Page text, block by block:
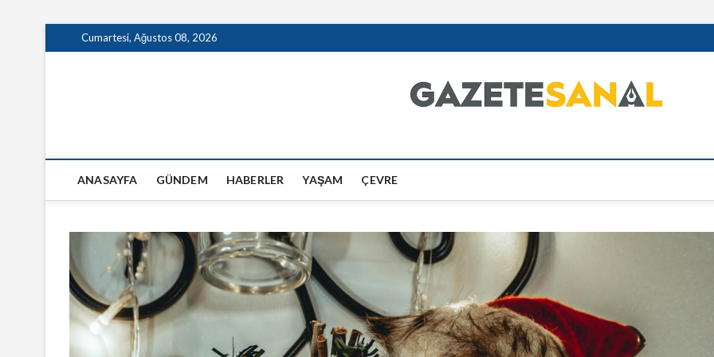
to
Cumartesi, Ağustos 08, 2026
ANASAYFA GÜNDEM HABERLER YAŞAM ÇEVRE